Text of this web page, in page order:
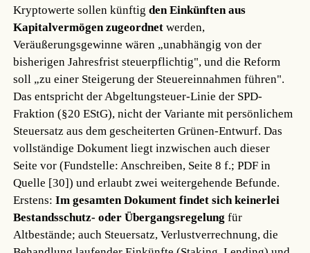
Kryptowerte sollen künftigden Einkünften aus
Kapitalvermögen zugeordnet werden,
Veräußerungsgewinne wären „unabhängig von der
bisherigen Jahresfrist steuerpflichtig", und die Reform
soll „zu einer Steigerung der Steuereinnahmen führen".
Das entspricht der Abgeltungsteuer-Linie der SPD-
Fraktion (§20 EStG), nicht der Variante mit persönlichem
Steuersatz aus dem gescheiterten Grünen-Entwurf. Das
vollständige Dokument liegt inzwischen auch dieser
Seite vor (Fundstelle: Anschreiben, Seite 8 f.; PDF in
Quelle [30]) und erlaubt zwei weitergehende Befunde.
Erstens:Im gesamten Dokument findet sich keinerlei
Bestandsschutz- oder Übergangsregelung für
Altbestände; auch Steuersatz, Verlustverrechnung, die